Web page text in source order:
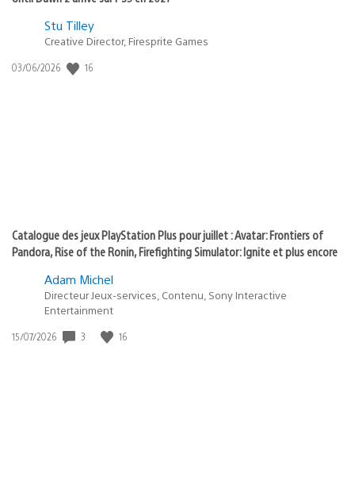
Postée
:
Stu Tilley
Creative Director, Firesprite Games
Date
03/06/2026 16
Catalogue des jeux PlayStation Plus pour juillet : Avatar: Frontiers of
Pandora, Rise of the Ronin, Firefighting Simulator: Ignite et plus encore
Adam Michel
Directeur Jeux-services, Contenu, Sony Interactive
Entertainment
Date
15/07/2026 3 16